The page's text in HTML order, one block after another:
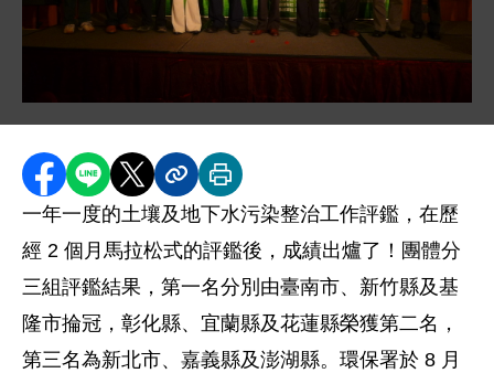
分享至 Facebook
分享到 LINE
分享到 X分享內容連結
列印本頁
一年一度的土壤及地下水污染整治工作評鑑，在歷
經 2 個月馬拉松式的評鑑後，成績出爐了！團體分
三組評鑑結果，第一名分別由臺南市、新竹縣及基
隆市掄冠，彰化縣、宜蘭縣及花蓮縣榮獲第二名，
第三名為新北市、嘉義縣及澎湖縣。環保署於 8 月